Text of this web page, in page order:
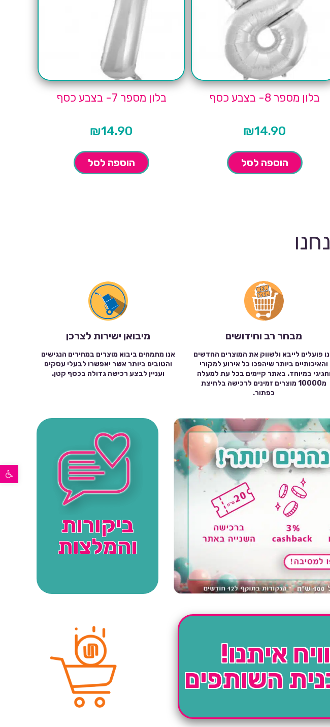
פתח סרגל נגישות
בלון מספר 8- בצבע כסף
₪14.90
הוספה לסל
בלון מספר 7- בצבע כסף
₪14.90
הוספה לסל
מבחר רב וחידושים
פועלים לייבא ולשווק את המוצרים החדשים
והאיכותיים ביותר שיהפכו כל אירוע למקורי
וחגיגי במיוחד. באתר קיימים בכל עת למעלה
מ10000 מוצרים זמינים לרכישה בלחיצת
כפתור.
מיבואן ישירות לצרכן
אנו מתמחים ביבוא מוצרים במחירים הנגישים
והטובים ביותר אשר יאפשרו לבעלי עסקים
ועניין לבצע רכישה גדולה בכסף קטן.
ביקורות
והמלצות
איתנו!
השותפים